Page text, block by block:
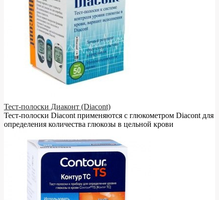
Тест-полоски Диаконт (Diacont)
Тест-полоски Diacont применяются с глюкометром Diacont для
определения количества глюкозы в цельной крови